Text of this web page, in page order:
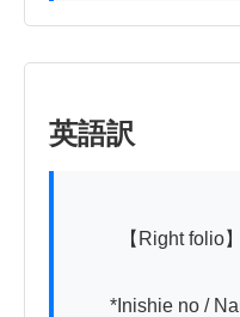
英語訳
*Inishie no /